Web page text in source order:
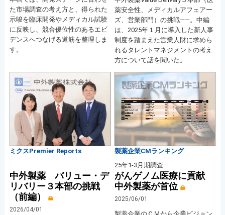
た市場調査の考え方と、得られた
示唆を臨床開発やメディカル試験
に反映し、競合優位性のあるエビ
デンスへつなげる道筋を整理しま
す。
薬安全性、メディカルアフェアー
ズ、営業部門）の挑戦――。中編
は、2025年１月に導入した新人事
制度を踏まえた営業人財に求めら
れるタレントマネジメントの考え
方について話を聞いた。
ミクスPremier Reports
中外製薬 バリュー・デ
リバリー３本部の挑戦
（前編）
2026/04/01
製薬企業CMランキング
25年1-3月期調査
がんゲノム医療に貢献
中外製薬が首位
2025/06/01